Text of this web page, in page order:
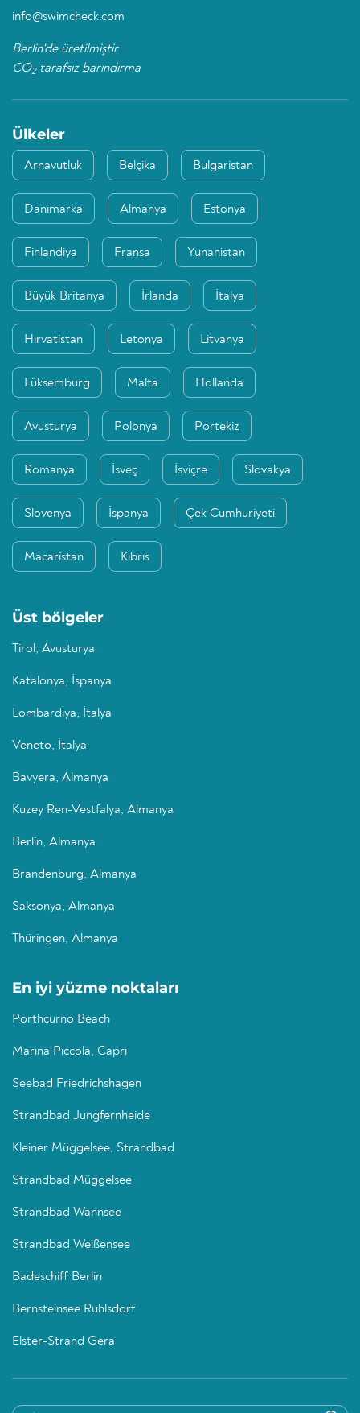
info@swimcheck.com
Berlin'de üretilmiştir
CO2tarafsız barındırma
Ülkeler
Arnavutluk Belçika Bulgaristan
Danimarka Almanya Estonya
Finlandiya Fransa Yunanistan
Büyük Britanya İrlanda İtalya
Hırvatistan Letonya Litvanya
Lüksemburg Malta Hollanda
Avusturya Polonya Portekiz
Romanya İsveç İsviçre Slovakya
Slovenya İspanya Çek Cumhuriyeti
Macaristan Kıbrıs
Üst bölgeler
Tirol, Avusturya
Katalonya, İspanya
Lombardiya, İtalya
Veneto, İtalya
Bavyera, Almanya
Kuzey Ren-Vestfalya, Almanya
Berlin, Almanya
Brandenburg, Almanya
Saksonya, Almanya
Thüringen, Almanya
En iyi yüzme noktaları
Porthcurno Beach
Marina Piccola, Capri
Seebad Friedrichshagen
Strandbad Jungfernheide
Kleiner Müggelsee, Strandbad
Strandbad Müggelsee
Strandbad Wannsee
Strandbad Weißensee
Badeschiff Berlin
Bernsteinsee Ruhlsdorf
Elster-Strand Gera